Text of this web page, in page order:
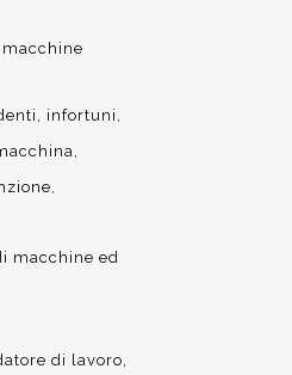
infortuni
macchine ed
di lavoro